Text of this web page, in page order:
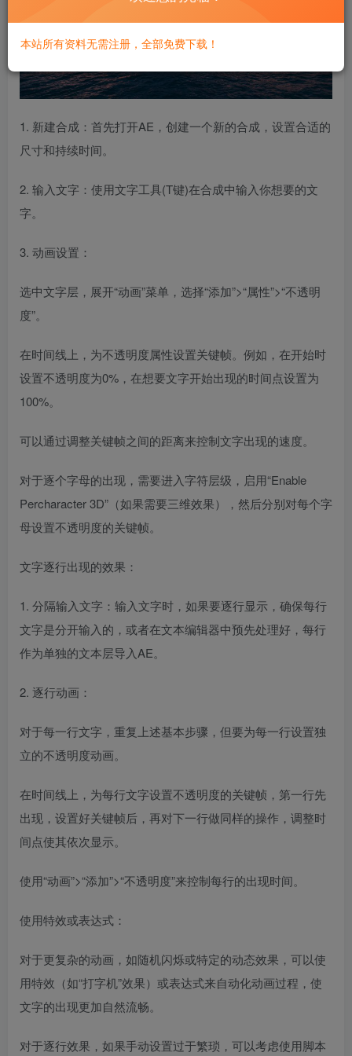
1. 新建合成：首先打开AE，创建一个新的合成，设置合适的
尺寸和持续时间。
2. 输入文字：使用文字工具(T键)在合成中输入你想要的文
字。
3. 动画设置：
选中文字层，展开“动画”菜单，选择“添加”>“属性”>“不透明
度”。
在时间线上，为不透明度属性设置关键帧。例如，在开始时
设置不透明度为0%，在想要文字开始出现的时间点设置为
100%。
可以通过调整关键帧之间的距离来控制文字出现的速度。
对于逐个字母的出现，需要进入字符层级，启用“Enable
Percharacter 3D”（如果需要三维效果），然后分别对每个字
母设置不透明度的关键帧。
文字逐行出现的效果：
1. 分隔输入文字：输入文字时，如果要逐行显示，确保每行
文字是分开输入的，或者在文本编辑器中预先处理好，每行
作为单独的文本层导入AE。
2. 逐行动画：
对于每一行文字，重复上述基本步骤，但要为每一行设置独
立的不透明度动画。
在时间线上，为每行文字设置不透明度的关键帧，第一行先
出现，设置好关键帧后，再对下一行做同样的操作，调整时
间点使其依次显示。
使用“动画”>“添加”>“不透明度”来控制每行的出现时间。
使用特效或表达式：
对于更复杂的动画，如随机闪烁或特定的动态效果，可以使
用特效（如“打字机”效果）或表达式来自动化动画过程，使
文字的出现更加自然流畅。
对于逐行效果，如果手动设置过于繁琐，可以考虑使用脚本
本站所有资料无需注册，全部免费下载！